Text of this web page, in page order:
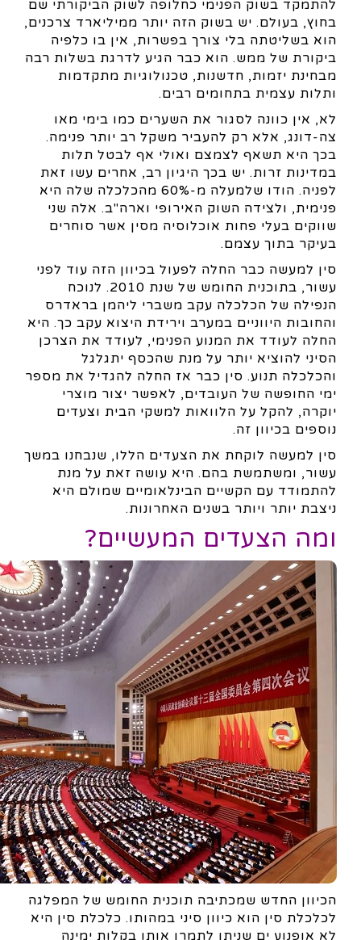
להתמקד בשוק הפנימי כחלופה לשוק הביקורתי שם
בחוץ, בעולם. יש בשוק הזה יותר ממיליארד צרכנים,
הוא בשליטתה בלי צורך בפשרות, אין בו כלפיה
ביקורת של ממש. הוא כבר הגיע לדרגת בשלות רבה
מבחינת יזמות, חדשנות, טכנולוגיות מתקדמות
ותלות עצמית בתחומים רבים.
לא, אין כוונה לסגור את השערים כמו בימי מאו
צה-דונג, אלא רק להעביר משקל רב יותר פנימה.
בכך היא תשאף לצמצם ואולי אף לבטל תלות
במדינות זרות. יש בכך היגיון רב, אחרים עשו זאת
לפניה. הודו שלמעלה מ-60% מהכלכלה שלה היא
פנימית, ולצידה השוק האירופי וארה"ב. אלה שני
שווקים בעלי פחות אוכלוסיה מסין אשר סוחרים
בעיקר בתוך עצמם.
סין למעשה כבר החלה לפעול בכיוון הזה עוד לפני
עשור, בתוכנית החומש של שנת 2010. לנוכח
הנפילה של הכלכלה עקב משברי ליהמן בראדרס
והחובות היווניים במערב וירידת היצוא עקב כך. היא
החלה לעודד את המנוע הפנימי, לעודד את הצרכן
הסיני להוציא יותר על מנת שהכסף יתגלגל
והכלכלה תנוע. סין כבר אז החלה להגדיל את מספר
ימי החופשה של העובדים, לאפשר יצור מוצרי
יוקרה, להקל על הלוואות למשקי הבית וצעדים
נוספים בכיוון זה.
סין למעשה לוקחת את הצעדים הללו, שנבחנו במשך
עשור, ומשתמשת בהם. היא עושה זאת על מנת
להתמודד עם הקשיים הבינלאומיים שמולם היא
ניצבת יותר ויותר בשנים האחרונות.
ומה הצעדים המעשיים?
הכיוון החדש שמכתיבה תוכנית החומש של המפלגה
לכלכלת סין הוא כיוון סיני במהותו. כלכלת סין היא
לא אופנוע ים שניתן לתמרן אותו בקלות ימינה